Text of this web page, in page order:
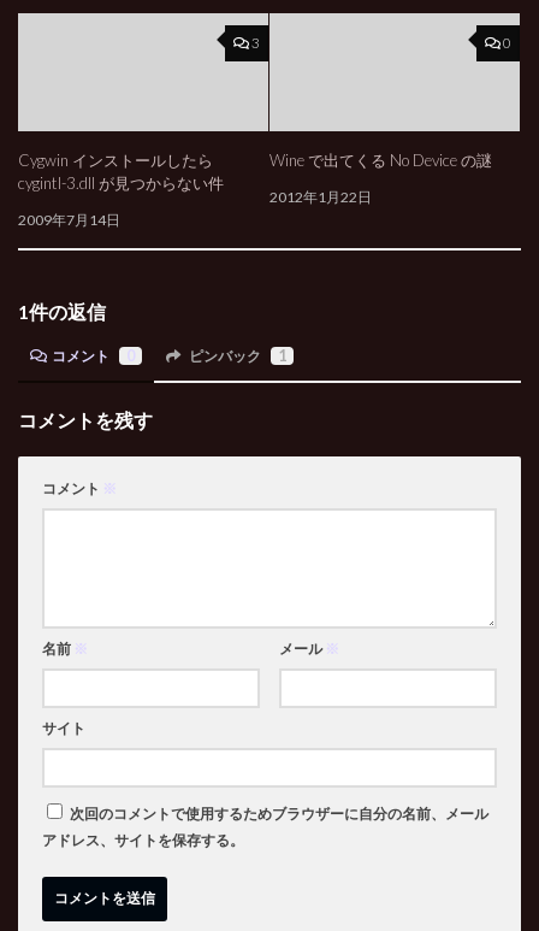
3
Cygwin インストールしたら
cygintl-3.dll が見つからない件
2009年7月14日
0
Wine で出てくる No Device の謎
2012年1月22日
1件の返信
コメント ピンバック 1
コメントを残す
コメント ※
名前 ※ メール ※
サイト
次回のコメントで使用するためブラウザーに自分の名前、メール
アドレス、サイトを保存する。